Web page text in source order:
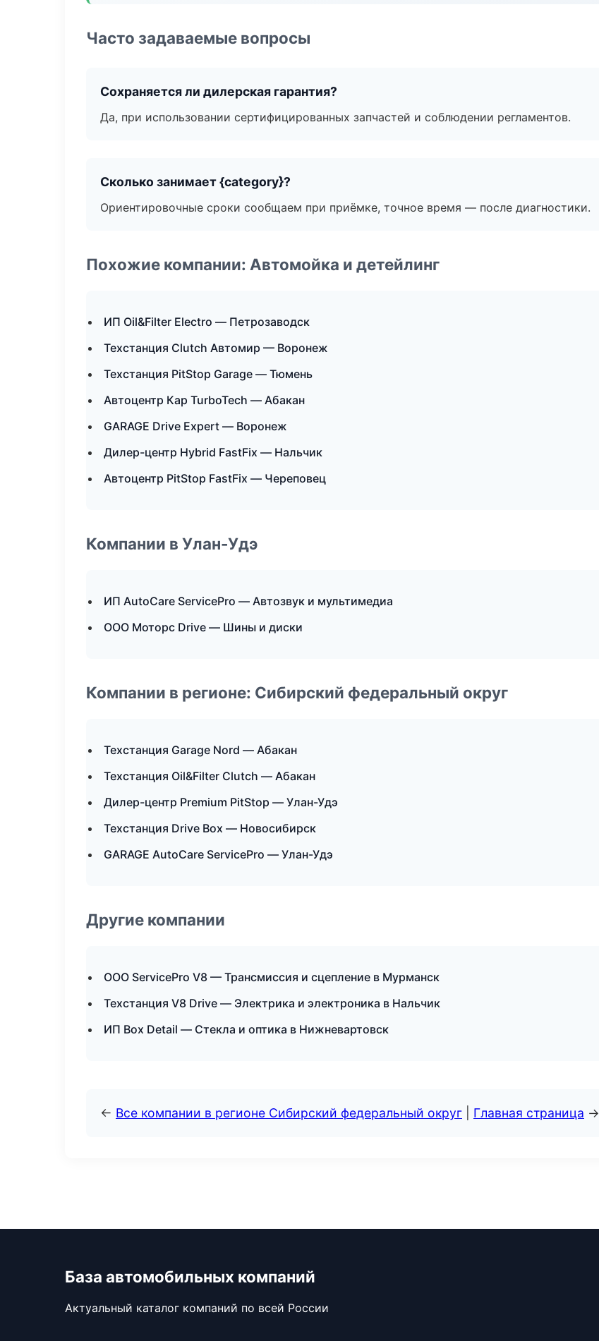
Часто задаваемые вопросы
Сохраняется ли дилерская гарантия?
Да, при использовании сертифицированных запчастей и соблюдении регламентов.
Сколько занимает {category}?
Ориентировочные сроки сообщаем при приёмке, точное время — после диагностики.
Похожие компании: Автомойка и детейлинг
ИП Oil&Filter Electro — Петрозаводск
Техстанция Clutch Автомир — Воронеж
Техстанция PitStop Garage — Тюмень
Автоцентр Кар TurboTech — Абакан
GARAGE Drive Expert — Воронеж
Дилер-центр Hybrid FastFix — Нальчик
Автоцентр PitStop FastFix — Череповец
Компании в Улан-Удэ
ИП AutoCare ServicePro — Автозвук и мультимедиа
ООО Моторс Drive — Шины и диски
Компании в регионе: Сибирский федеральный округ
Техстанция Garage Nord — Абакан
Техстанция Oil&Filter Clutch — Абакан
Дилер-центр Premium PitStop — Улан-Удэ
Техстанция Drive Box — Новосибирск
GARAGE AutoCare ServicePro — Улан-Удэ
Другие компании
ООО ServicePro V8 — Трансмиссия и сцепление в Мурманск
Техстанция V8 Drive — Электрика и электроника в Нальчик
ИП Box Detail — Стекла и оптика в Нижневартовск
← Все компании в регионе Сибирский федеральный округ Главная страница →
База автомобильных компаний
Актуальный каталог компаний по всей России